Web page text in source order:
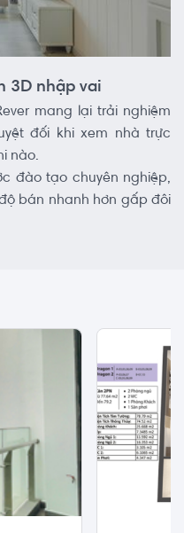
3D nhập vai
mang lại trải nghiệm
đối khi xem nhà trực
nào.
đào tạo chuyên nghiệp,
bán nhanh hơn gấp đôi